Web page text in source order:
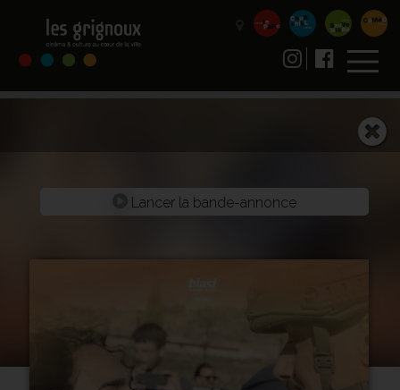
Lancer la bande-annonce